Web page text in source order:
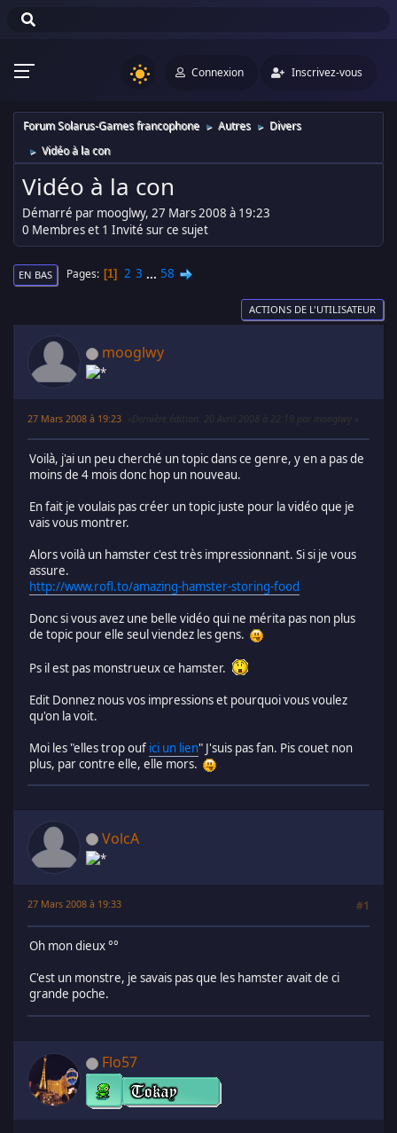
Connexion Inscrivez-vous
Forum Solarus-Games francophone ► Autres ► Divers
► Vidéo à la con
Vidéo à la con
Démarré par mooglwy, 27 Mars 2008 à 19:23
0 Membres et 1 Invité sur ce sujet
EN BAS Pages 1 2 3 ... 58
ACTIONS DE L'UTILISATEUR
mooglwy
27 Mars 2008 à 19:23 Dernière édition : 20 Avril 2008 à 22:19 par mooglwy
Voilà, j'ai un peu cherché un topic dans ce genre, y en a pas de
moins de 4 mois donc hop un nouveau.
En fait je voulais pas créer un topic juste pour la vidéo que je
vais vous montrer.
Alors voilà un hamster c'est très impressionnant. Si si je vous
assure.
http://www.rofl.to/amazing-hamster-storing-food
Donc si vous avez une belle vidéo qui ne mérita pas non plus
de topic pour elle seul viendez les gens.
Ps il est pas monstrueux ce hamster.
Edit Donnez nous vos impressions et pourquoi vous voulez
qu'on la voit.
Moi les "elles trop ouf ici un lien" J'suis pas fan. Pis couet non
plus, par contre elle, elle mors.
VolcA
27 Mars 2008 à 19:33 #1
Oh mon dieux °°
C'est un monstre, je savais pas que les hamster avait de ci
grande poche.
Flo57